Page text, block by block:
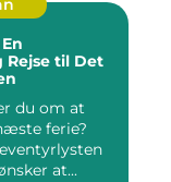
Rejse til Det
du om at
ferie?
at...